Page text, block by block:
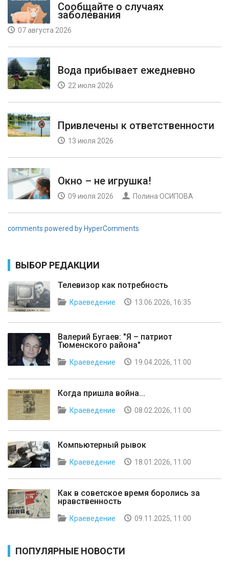
Сообщайте о случаях
заболевания
07 августа 2026
Вода прибывает ежедневно
22 июля 2026
Привлечены к ответственности
13 июля 2026
Окно – не игрушка!
09 июля 2026 Полина ОСИПОВА
comments powered by HyperComments
ВЫБОР РЕДАКЦИИ
Телевизор как потребность
Краеведение 13.06.2026, 16:35
Валерий Бугаев: "Я – патриот
Тюменского района"
Краеведение 19.04.2026, 11:00
Когда пришла война...
Краеведение 08.02.2026, 11:00
Компьютерный рывок
Краеведение 18.01.2026, 11:00
Как в советское время боролись за
нравственность
Краеведение 09.11.2025, 11:00
ПОПУЛЯРНЫЕ НОВОСТИ